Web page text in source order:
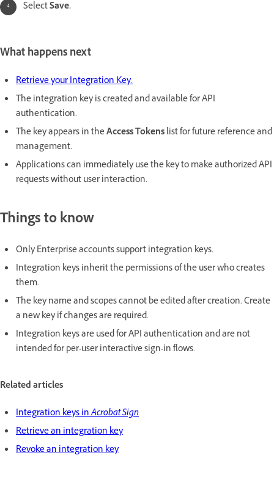
SelectSave.
What happens next
Retrieve your Integration Key.
The integration key is created and available for API
authentication.
The key appears in theAccess Tokenslist for future reference and
management.
Applications can immediately use the key to make authorized API
requests without user interaction.
Things to know
Only Enterprise accounts support integration keys.
Integration keys inherit the permissions of the user who creates
them.
The key name and scopes cannot be edited after creation. Create
a new key if changes are required.
Integration keys are used for API authentication and are not
intended for per-user interactive sign-in flows.
Related articles
Integration keys inAcrobat Sign
Retrieve an integration key
Revoke an integration key